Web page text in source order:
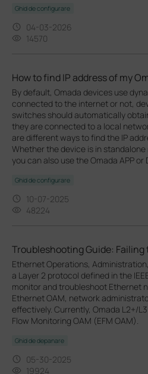
Ghid de configurare
04-03-2026
14570
How to find IP address of my
By default, Omada devices use
connected to the internet or not,
switches should automatically
they are connected to a local
are different ways to find the IP
Whether the device is in
you can also use the Omada APP
Ghid de configurare
10-07-2025
48224
Troubleshooting Guide:
Ethernet Operations,
a Layer 2 protocol defined in the
monitor and troubleshoot Ethernet
Ethernet OAM, network
effectively. Currently, Omada L2+/
Flow Monitoring OAM (EFM OAM).
Ghid de depanare
05-30-2025
19924